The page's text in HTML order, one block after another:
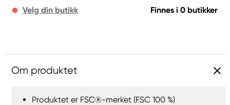
Velg din butikk Finnes i 0 butikker
Om produktet
Produktet er FSC®-merket (FSC 100 %)